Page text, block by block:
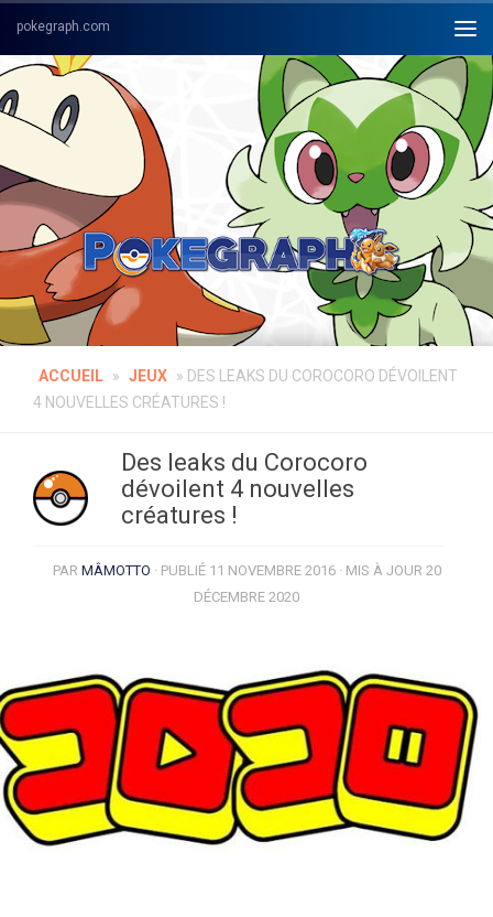
Skip to content
ACCUEIL » JEUX » DES LEAKS DU COROCORO DÉVOILENT
4 NOUVELLES CRÉATURES !
Des leaks du Corocoro
dévoilent 4 nouvelles
créatures !
PAR MÂMOTTO · PUBLIÉ 11 NOVEMBRE 2016· MIS À JOUR 20
DÉCEMBRE 2020